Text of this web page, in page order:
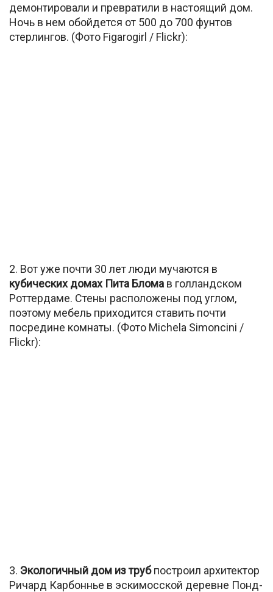
демонтировали и превратили в настоящий дом.
Ночь в нем обойдется от 500 до 700 фунтов
стерлингов. (Фото Figarogirl / Flickr):
2. Вот уже почти 30 лет люди мучаются в
кубических домах Пита Блома в голландском
Роттердаме. Стены расположены под углом,
поэтому мебель приходится ставить почти
посредине комнаты. (Фото Michela Simoncini /
Flickr):
3. Экологичный дом из трубпостроил архитектор
Ричард Карбоннье в эскимосской деревне Понд-